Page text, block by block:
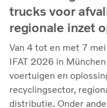
trucks voor
regionale inzet
Van 4 tot en met 7
IFAT 2026 in
voertuigen en
recyclingsector,
distributie. Onder